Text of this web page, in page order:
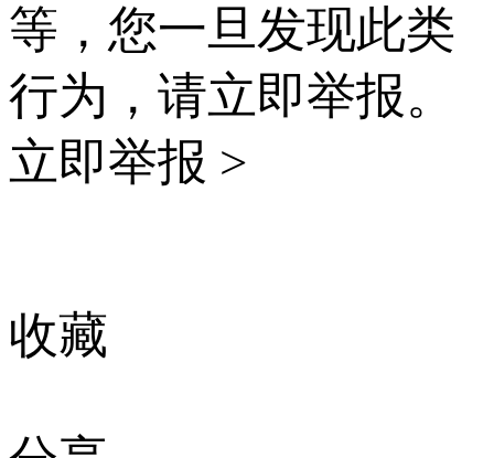
等，您一旦发现此类
行为，请立即举报。
立即举报 >
收藏